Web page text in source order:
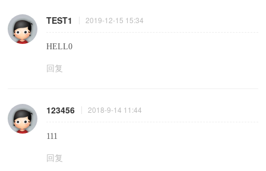
TEST1 2019-12-15 15:34
HELL0
回复
123456 2018-9-14 11:44
111
回复